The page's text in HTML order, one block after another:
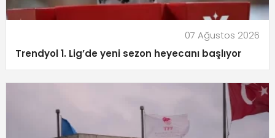
07 Ağustos 2026
Trendyol 1. Lig’de yeni sezon heyecanı başlıyor